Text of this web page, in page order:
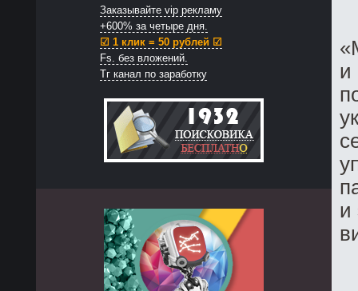
Заказывайте vip рекламу
+600% за четыре дня.
☑ 1 клик = 50 рублей ☑
Fs. без вложений.
Тг канал по заработку
и
и